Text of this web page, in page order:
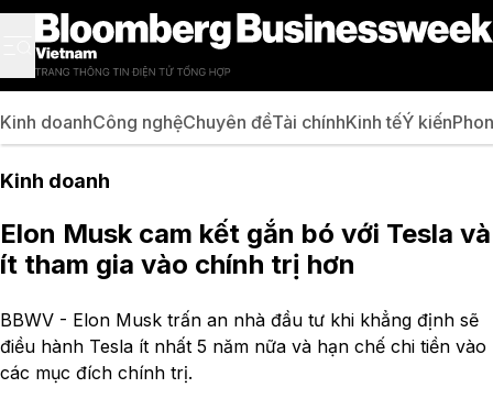
Kinh doanhCông nghệChuyên đềTài chínhKinh tếÝ kiến
Kinh doanh
Elon Musk cam kết gắn bó với Tesla và
ít tham gia vào chính trị hơn
BBWV - Elon Musk trấn an nhà đầu tư khi khẳng định sẽ
điều hành Tesla ít nhất 5 năm nữa và hạn chế chi tiền vào
các mục đích chính trị.